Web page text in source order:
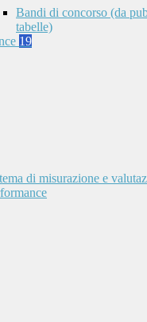
Bandi di concorso (da
tabelle)
19
di misurazione e